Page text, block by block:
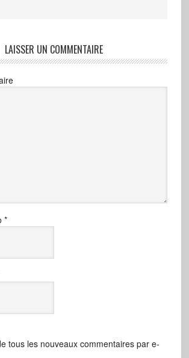
LAISSER UN COMMENTAIRE
*
tous les nouveaux commentaires par e-